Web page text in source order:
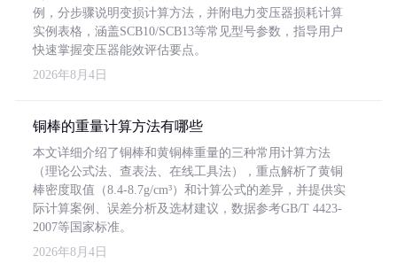
例，分步骤说明变损计算方法，并附电力变压器损耗计算
实例表格，涵盖SCB10/SCB13等常见型号参数，指导用户
快速掌握变压器能效评估要点。
2026年8月4日
铜棒的重量计算方法有哪些
本文详细介绍了铜棒和黄铜棒重量的三种常用计算方法
（理论公式法、查表法、在线工具法），重点解析了黄铜
棒密度取值（8.4-8.7g/cm³）和计算公式的差异，并提供实
际计算案例、误差分析及选材建议，数据参考GB/T 4423-
2007等国家标准。
2026年8月4日